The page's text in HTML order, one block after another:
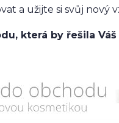
a užijte si svůj nový
která by řešila